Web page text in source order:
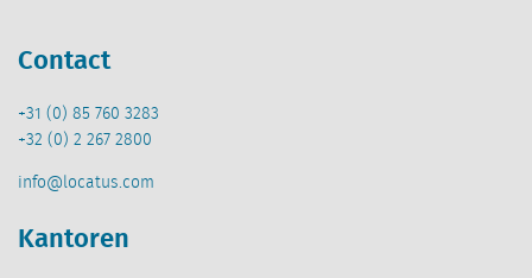
Contact
+31 (0) 85 760 3283
+32 (0) 2 267 2800
info@locatus.com
Kantoren